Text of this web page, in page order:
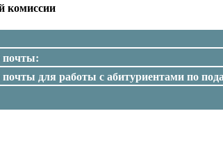
комиссии
почты:
почты для работы с абитуриентами по